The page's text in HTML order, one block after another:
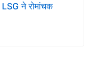
ने रोमांचक